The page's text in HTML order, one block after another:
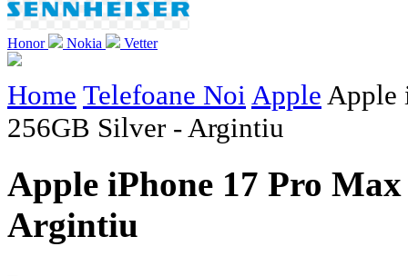
Honor Nokia Vetter
Home Telefoane Noi Apple Apple
256GB Silver - Argintiu
Apple iPhone 17 Pro
Argintiu